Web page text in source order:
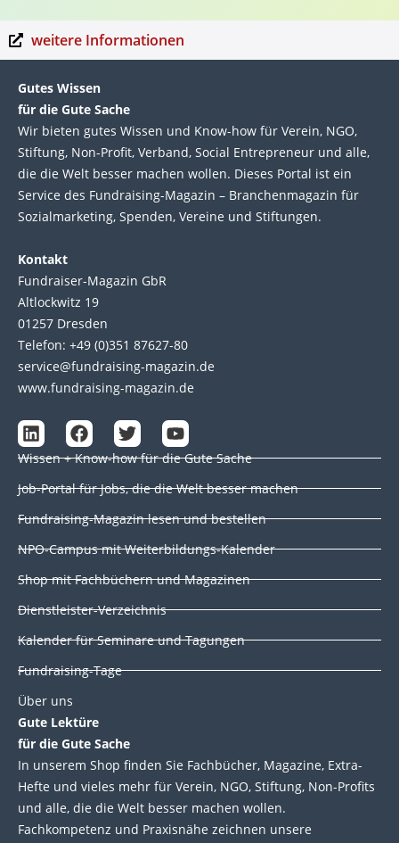
weitere Informationen
Gutes Wissen
für die Gute Sache
Wir bie­ten gutes Wis­sen und Know-how für Ver­ein, NGO,
Stif­tung, Non-Profit, Ver­band, Social Entre­pre­neur und alle,
die die Welt bes­ser machen wol­len. Die­ses Por­tal ist ein
Service des Fund­raising-Magazin – Bran­chen­magazin für
Sozial­marke­ting, Spen­den, Ver­eine und Stif­tun­gen.
Kontakt
Fundraiser-Magazin GbR
Altlockwitz 19
01257 Dresden
Telefon: +49 (0)351 87627-80
service@fundraising-magazin.de
www.fundraising-magazin.de
L
i
n
k
e
d
n
F
a
c
e
b
o
k
T
w
i
t
e
Y
o
u
t
u
b
Wissen + Know-how für die Gute Sache
Job-Portal für Jobs, die die Welt besser machen
Fundraising-Magazin lesen und bestellen
NPO-Campus mit Weiterbildungs-Kalender
Shop mit Fachbüchern und Magazinen
Dienstleister-Verzeichnis
Kalender für Seminare und Tagungen
Fundraising-Tage
Über uns
Gute Lektüre
für die Gute Sache
In unserem Shop finden Sie Fachbücher, Magazine, Extra-
Hefte und vieles mehr für Verein, NGO, Stiftung, Non-Profits
und alle, die die Welt besser machen wollen.
Fachkompetenz und Praxisnähe zeichnen unsere